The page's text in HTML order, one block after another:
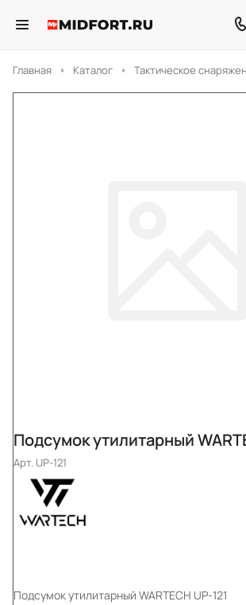
Главная Каталог Тактическое
Подсумок утилитарный
Арт. UP-121
Подсумок утилитарный WARTECH UP-121